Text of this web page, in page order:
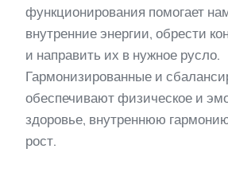
функционирования помогает
внутренние энергии, обрести
и направить их в нужное русло.
Гармонизированные и
обеспечивают физическое и
здоровье, внутреннюю
рост.